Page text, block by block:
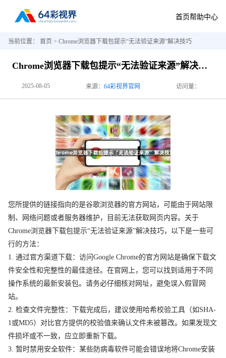
首页帮助中心
当前位置： 首页 > Chrome浏览器下载包提示“无法验证来源”解决技巧
Chrome浏览器下载包提示“无法验证来源”解决技巧
2025-08-05 来源： 64彩视界官网 访问量：
您所提供的链接指向的是谷歌浏览器的官方网站，可能由于网站限
制、网络问题或者服务器维护，目前无法获取网页内容。关于
Chrome浏览器下载包提示“无法验证来源”解决技巧，以下是一些可
行的方法：
1. 通过官方渠道下载：访问Google Chrome的官方网站是确保下载文
件安全性和完整性的最佳途径。在官网上，您可以找到适用于不同
操作系统的最新安装包。请务必仔细核对网址，避免误入假冒网
站。
2. 检查文件完整性：下载完成后，建议使用哈希校验工具（如SHA-
1或MD5）对比官方提供的校验值来确认文件未被篡改。如果发现文
件损坏或不一致，应立即重新下载。
3. 暂时禁用安全软件：某些防病毒软件可能会错误地将Chrome安装